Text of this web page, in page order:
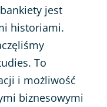
jest
historiami.
. To
i możliwość
biznesowymi